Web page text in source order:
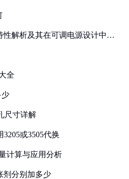
性解析及其在可调电源设计中的
全
少
尺寸详解
或3505代换
计算与应用分析
剂分别加多少